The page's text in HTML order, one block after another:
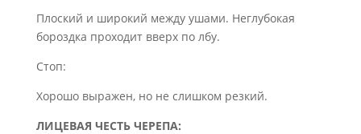
Плоский и широкий между ушами. Неглубокая
бороздка проходит вверх по лбу.
Стоп:
Хорошо выражен, но не слишком резкий.
ЛИЦЕВАЯ ЧЕСТЬ ЧЕРЕПА: